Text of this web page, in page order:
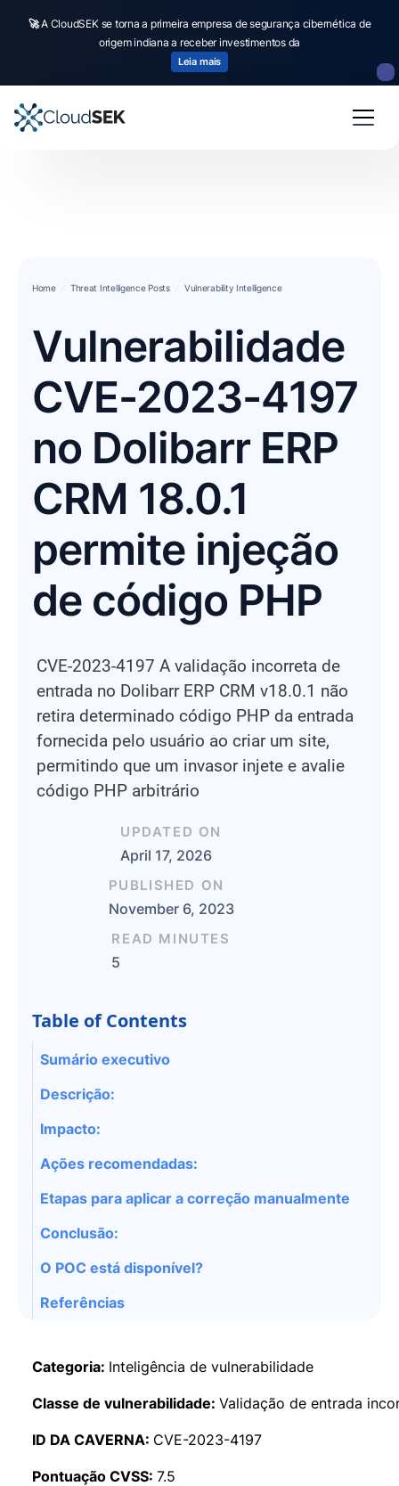
🚀A CloudSEK se torna a primeira empresa de segurança cibernética de
origem indiana a receber investimentos da
Leia mais
Home Threat Intelligence Posts Vulnerability Intelligence
Vulnerabilidade
CVE-2023-4197
no Dolibarr ERP
CRM 18.0.1
permite injeção
de código PHP
CVE-2023-4197 A validação incorreta de
entrada no Dolibarr ERP CRM v18.0.1 não
retira determinado código PHP da entrada
fornecida pelo usuário ao criar um site,
permitindo que um invasor injete e avalie
código PHP arbitrário
UPDATED ON
April 17, 2026
PUBLISHED ON
November 6, 2023
READ MINUTES
5
Table of Contents
Sumário executivo
Descrição:
Impacto:
Ações recomendadas:
Etapas para aplicar a correção manualmente
Conclusão:
O POC está disponível?
Referências
Categoria: Inteligência de vulnerabilidade
Classe de vulnerabilidade: Validação de entrada
ID DA CAVERNA: CVE-2023-4197
Pontuação CVSS: 7.5